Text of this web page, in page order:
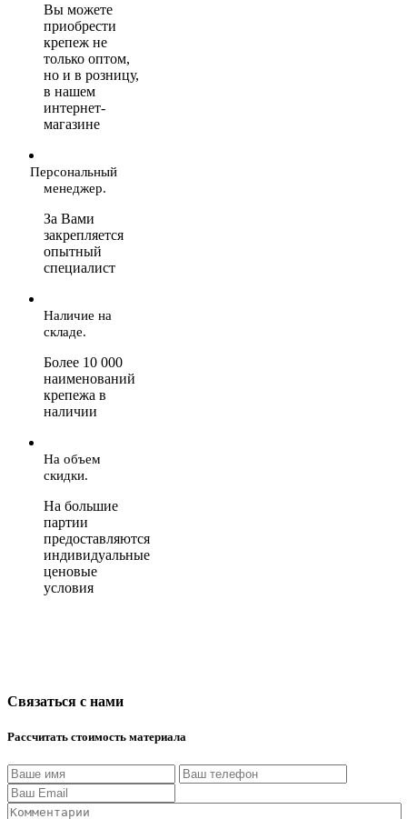
Вы можете
приобрести
крепеж не
только оптом,
но и в розницу,
в нашем
интернет-
магазине
Персональный
менеджер.
За Вами
закрепляется
опытный
специалист
Наличие на
складе.
Более 10 000
наименований
крепежа в
наличии
На объем
скидки.
На большие
партии
предоставляются
индивидуальные
ценовые
условия
Связаться с нами
Рассчитать стоимость материала